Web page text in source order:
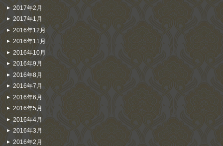
2017年2月
2017年1月
2016年12月
2016年11月
2016年10月
2016年9月
2016年8月
2016年7月
2016年6月
2016年5月
2016年4月
2016年3月
2016年2月